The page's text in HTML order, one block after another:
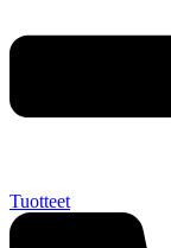
Tuotteet